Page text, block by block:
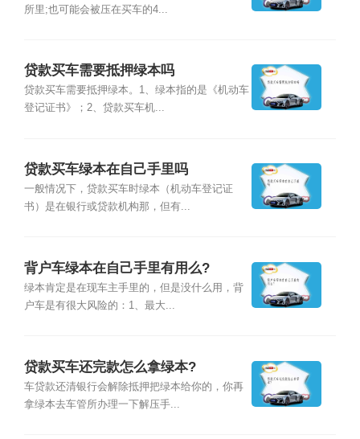
所里;也可能会被压在买车的4...
贷款买车需要抵押绿本吗
贷款买车需要抵押绿本。1、绿本指的是《机动车
登记证书》；2、贷款买车机...
贷款买车绿本在自己手里吗
一般情况下，贷款买车时绿本（机动车登记证
书）是在银行或贷款机构那，但有...
背户车绿本在自己手里有用么?
绿本肯定是在现车主手里的，但是没什么用，背
户车是有很大风险的：1、最大...
贷款买车还完款怎么拿绿本?
车贷款还清银行会解除抵押把绿本给你的，你再
拿绿本去车管所办理一下解压手...